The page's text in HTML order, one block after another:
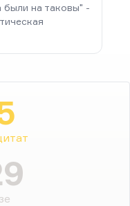
были на таковы" -